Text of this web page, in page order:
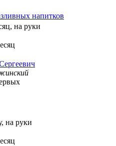
напитков
на руки
на руки